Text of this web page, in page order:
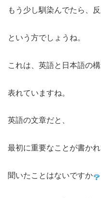
もう少し馴染んでたら、
という方でしょうね。
これは、英語と日本語の
表れていますね。
英語の文章だと、
最初に重要なことが書か
聞いたことはないですか